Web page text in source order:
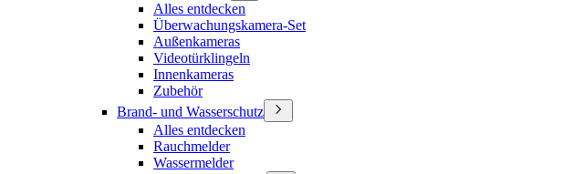
Alles entdecken
Überwachungskamera-Set
Außenkameras
Videotürklingeln
Innenkameras
Zubehör
Brand- und Wasserschutz
Alles entdecken
Rauchmelder
Wassermelder